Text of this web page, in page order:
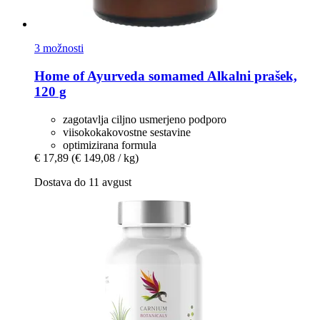
3 možnosti
Home of Ayurveda somamed Alkalni prašek,
120 g
zagotavlja ciljno usmerjeno podporo
viisokokakovostne sestavine
optimizirana formula
€ 17,89 (€ 149,08 / kg)
Dostava do 11 avgust